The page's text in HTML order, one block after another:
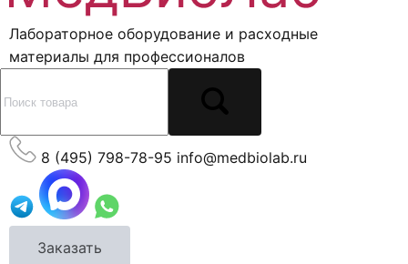
Лабораторное оборудование и расходные
материалы для профессионалов
8 (495) 798-78-95 info@medbiolab.ru
Заказать